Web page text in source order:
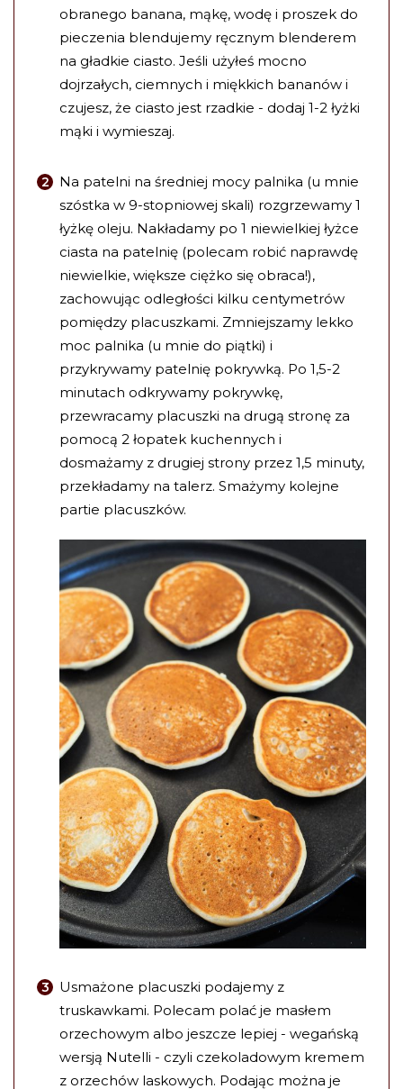
obranego banana, mąkę, wodę i proszek do
pieczenia blendujemy ręcznym blenderem
na gładkie ciasto. Jeśli użyłeś mocno
dojrzałych, ciemnych i miękkich bananów i
czujesz, że ciasto jest rzadkie - dodaj 1-2 łyżki
mąki i wymieszaj.
Na patelni na średniej mocy palnika (u mnie
szóstka w 9-stopniowej skali) rozgrzewamy 1
łyżkę oleju. Nakładamy po 1 niewielkiej łyżce
ciasta na patelnię (polecam robić naprawdę
niewielkie, większe ciężko się obraca!),
zachowując odległości kilku centymetrów
pomiędzy placuszkami. Zmniejszamy lekko
moc palnika (u mnie do piątki) i
przykrywamy patelnię pokrywką. Po 1,5-2
minutach odkrywamy pokrywkę,
przewracamy placuszki na drugą stronę za
pomocą 2 łopatek kuchennych i
dosmażamy z drugiej strony przez 1,5 minuty,
przekładamy na talerz. Smażymy kolejne
partie placuszków.
Usmażone placuszki podajemy z
truskawkami. Polecam polać je masłem
orzechowym albo jeszcze lepiej - wegańską
wersją Nutelli - czyli czekoladowym kremem
z orzechów laskowych. Podając można je